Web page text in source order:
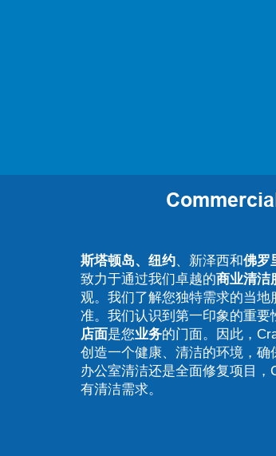
斯塔顿岛、纽约、新泽西和佛罗
致力于通过我们卓越的商业清洁
观。我们了解您独特需求的当
准。我们认识到第一印象的重要
店面是您业务的门面。因此，
创造一个健康、清洁的环境，
办公室清洁还是全面修复项目
有清洁需求。